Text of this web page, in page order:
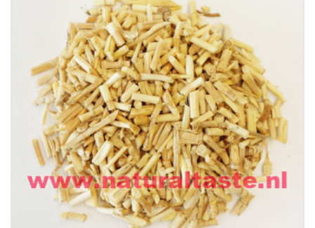
BAI MAO GEN • Rhizoma Imperatae
€9.50